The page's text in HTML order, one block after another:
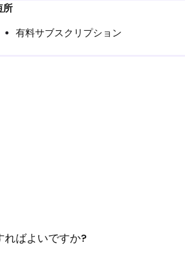
所
有料サブスクリプション
ばよいですか?